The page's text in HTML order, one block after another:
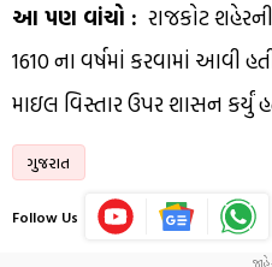
આ પણ વાંચો : રાજકોટ શહેરની
1610 ના વર્ષમાં કરવામાં
માઇલ વિસ્તાર ઉપર શાસન કર્યું
ગુજરાત
Follow Us